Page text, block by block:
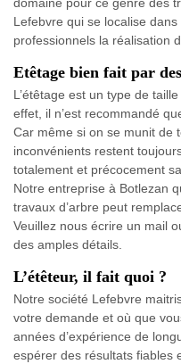
domaine pour ce genre des
Lefebvre qui se localise
professionnels la réalisation
Etêtage bien fait par
L’étêtage est un type de
effet, il n’est recommandé
Car même si on se munit de
inconvénients restent
totalement et précocement
Notre entreprise à Botlezan
travaux d’arbre peut
Veuillez nous écrire un mail
des amples détails.
L’étêteur, il fait quoi ?
Notre société Lefebvre
votre demande et où que
années d’expérience de
espérer des résultats fiables